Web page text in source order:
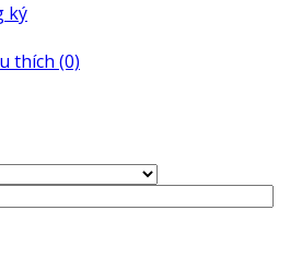
ký
thích (0)